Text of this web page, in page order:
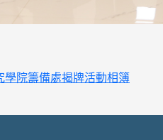
學院籌備處揭牌活動相簿